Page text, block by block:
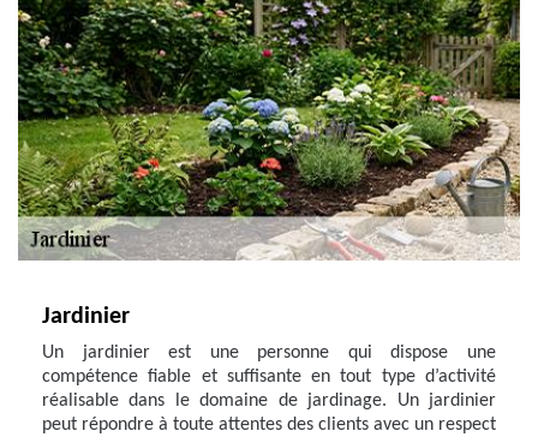
Jardinier
Un jardinier est une personne qui dispose une
compétence fiable et suffisante en tout type d’activité
réalisable dans le domaine de jardinage. Un jardinier
peut répondre à toute attentes des clients avec un respect